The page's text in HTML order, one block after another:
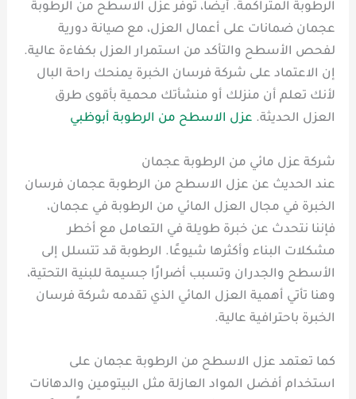
الرطوبة المتراكمة. أيضًا، توفر عزل الاسطح من الرطوبة
عجمان ضمانات على أعمال العزل، مع صيانة دورية
لفحص الأسطح والتأكد من استمرار العزل بكفاءة عالية.
إن الاعتماد على شركة فرسان الخبرة يمنحك راحة البال
لأنك تعلم أن منزلك أو منشأتك محمية بأقوى طرق
العزل الحديثة. عزل الاسطح من الرطوبة أبوظبي
شركة عزل مائي من الرطوبة عجمان
عند الحديث عن عزل الاسطح من الرطوبة عجمان فرسان
الخبرة في مجال العزل المائي من الرطوبة في عجمان،
فإننا نتحدث عن خبرة طويلة في التعامل مع أخطر
مشكلات البناء وأكثرها شيوعًا. الرطوبة قد تتسلل إلى
الأسطح والجدران وتسبب أضرارًا جسيمة للبنية التحتية،
وهنا تأتي أهمية العزل المائي الذي تقدمه شركة فرسان
الخبرة باحترافية عالية.
كما تعتمد عزل الاسطح من الرطوبة عجمان على
استخدام أفضل المواد العازلة مثل البيتومين والدهانات